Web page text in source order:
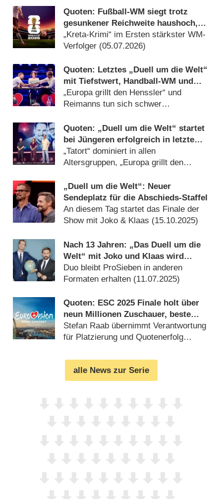
Quoten: Fußball-WM siegt trotz
gesunkener Reichweite haushoch,
Joko & Klaas erleiden Schiffbruch
„Kreta-Krimi“ im Ersten stärkster WM-
Verfolger (05.07.2026)
Quoten: Letztes „Duell um die Welt“
mit Tiefstwert, Handball-WM und
„Tatort“ dominieren
„Europa grillt den Henssler“ und
Reimanns tun sich schwer
Quoten: „Duell um die Welt“ startet
bei Jüngeren erfolgreich in letzte
Staffel
„Tatort“ dominiert in allen
Altersgruppen, „Europa grillt den
„Duell um die Welt“: Neuer
Sendeplatz für die Abschieds-Staffel
An diesem Tag startet das Finale der
Show mit Joko & Klaas (15.10.2025)
Nach 13 Jahren: „Das Duell um die
Welt“ mit Joko und Klaas wird
eingestellt
Duo bleibt ProSieben in anderen
Formaten erhalten (11.07.2025)
Quoten: ESC 2025 Finale holt über
neun Millionen Zuschauer, beste
Reichweite seit 2016
Stefan Raab übernimmt Verantwortung
für Platzierung und Quotenerfolg
alle News zur Serie